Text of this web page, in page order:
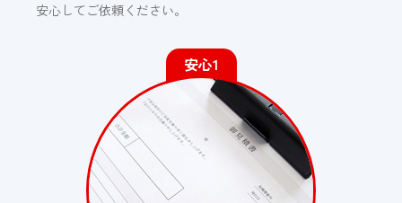
安心してご依頼ください。
安心1